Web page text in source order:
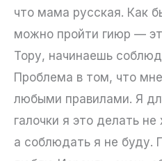
что мама русская. Как
можно пройти гиюр —
Тору, начинаешь
Проблема в том, что
любыми правилами. Я
галочки я это делать
а соблюдать я не буду.